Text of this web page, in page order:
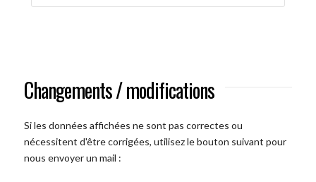
Changements / modifications
Si les données affichées ne sont pas correctes ou
nécessitent d'être corrigées, utilisez le bouton suivant pour
nous envoyer un mail :